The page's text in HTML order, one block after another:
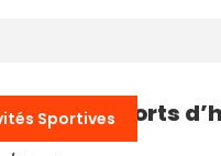
SportivesSports